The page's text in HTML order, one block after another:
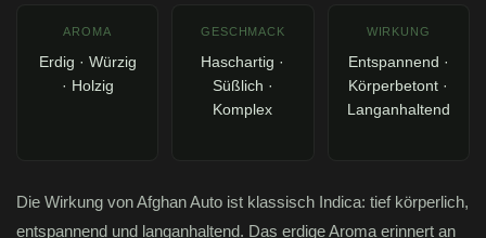
AROMA
Erdig · Würzig
· Holzig
GESCHMACK
Haschartig ·
Süßlich ·
Komplex
WIRKUNG
Entspannend ·
Körperbetont ·
Langanhaltend
Die Wirkung von Afghan Auto ist klassisch Indica: tief körperlich,
entspannend und langanhaltend. Das erdige Aroma erinnert an